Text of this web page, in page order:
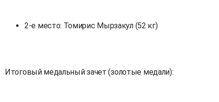
2-е место: Томирис Мырзакул (52 кг)
Итоговый медальный зачет (золотые медали):